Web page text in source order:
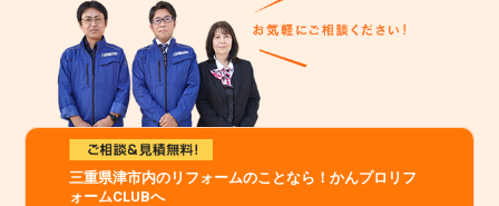
三重県津市内のリフォームのことなら！かんプロリフ
ォームCLUBへ